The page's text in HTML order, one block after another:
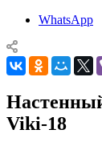
WhatsApp
Viki-18